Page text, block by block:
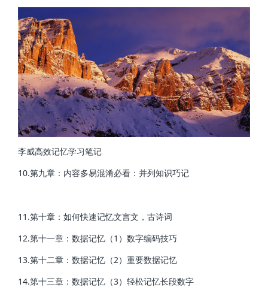
李威高效记忆学习笔记
10.第九章：内容多易混淆必看：并列知识巧记
11.第十章：如何快速记忆文言文，古诗词
12.第十一章：数据记忆（1）数字编码技巧
13.第十二章：数据记忆（2）重要数据记忆
14.第十三章：数据记忆（3）轻松记忆长段数字